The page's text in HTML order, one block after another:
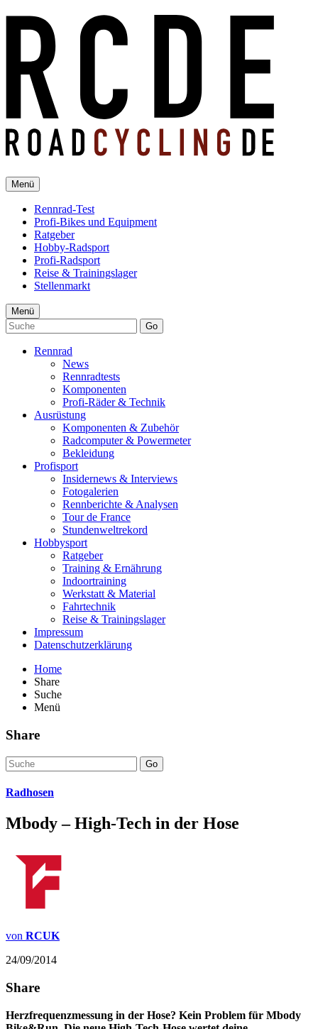
Menü
Rennrad-Test
Profi-Bikes und Equipment
Ratgeber
Hobby-Radsport
Profi-Radsport
Reise & Trainingslager
Stellenmarkt
Menü
Go
Rennrad
News
Rennradtests
Komponenten
Profi-Räder & Technik
Ausrüstung
Komponenten & Zubehör
Radcomputer & Powermeter
Bekleidung
Profisport
Insidernews & Interviews
Fotogalerien
Rennberichte & Analysen
Tour de France
Stundenweltrekord
Hobbysport
Ratgeber
Training & Ernährung
Indoortraining
Werkstatt & Material
Fahrtechnik
Reise & Trainingslager
Impressum
Datenschutzerklärung
Home
Share
Suche
Menü
Share
Go
Radhosen
Mbody – High-Tech in der Hose
von RCUK
24/09/2014
Share
Herzfrequenzmessung in der Hose? Kein Problem für Mbody